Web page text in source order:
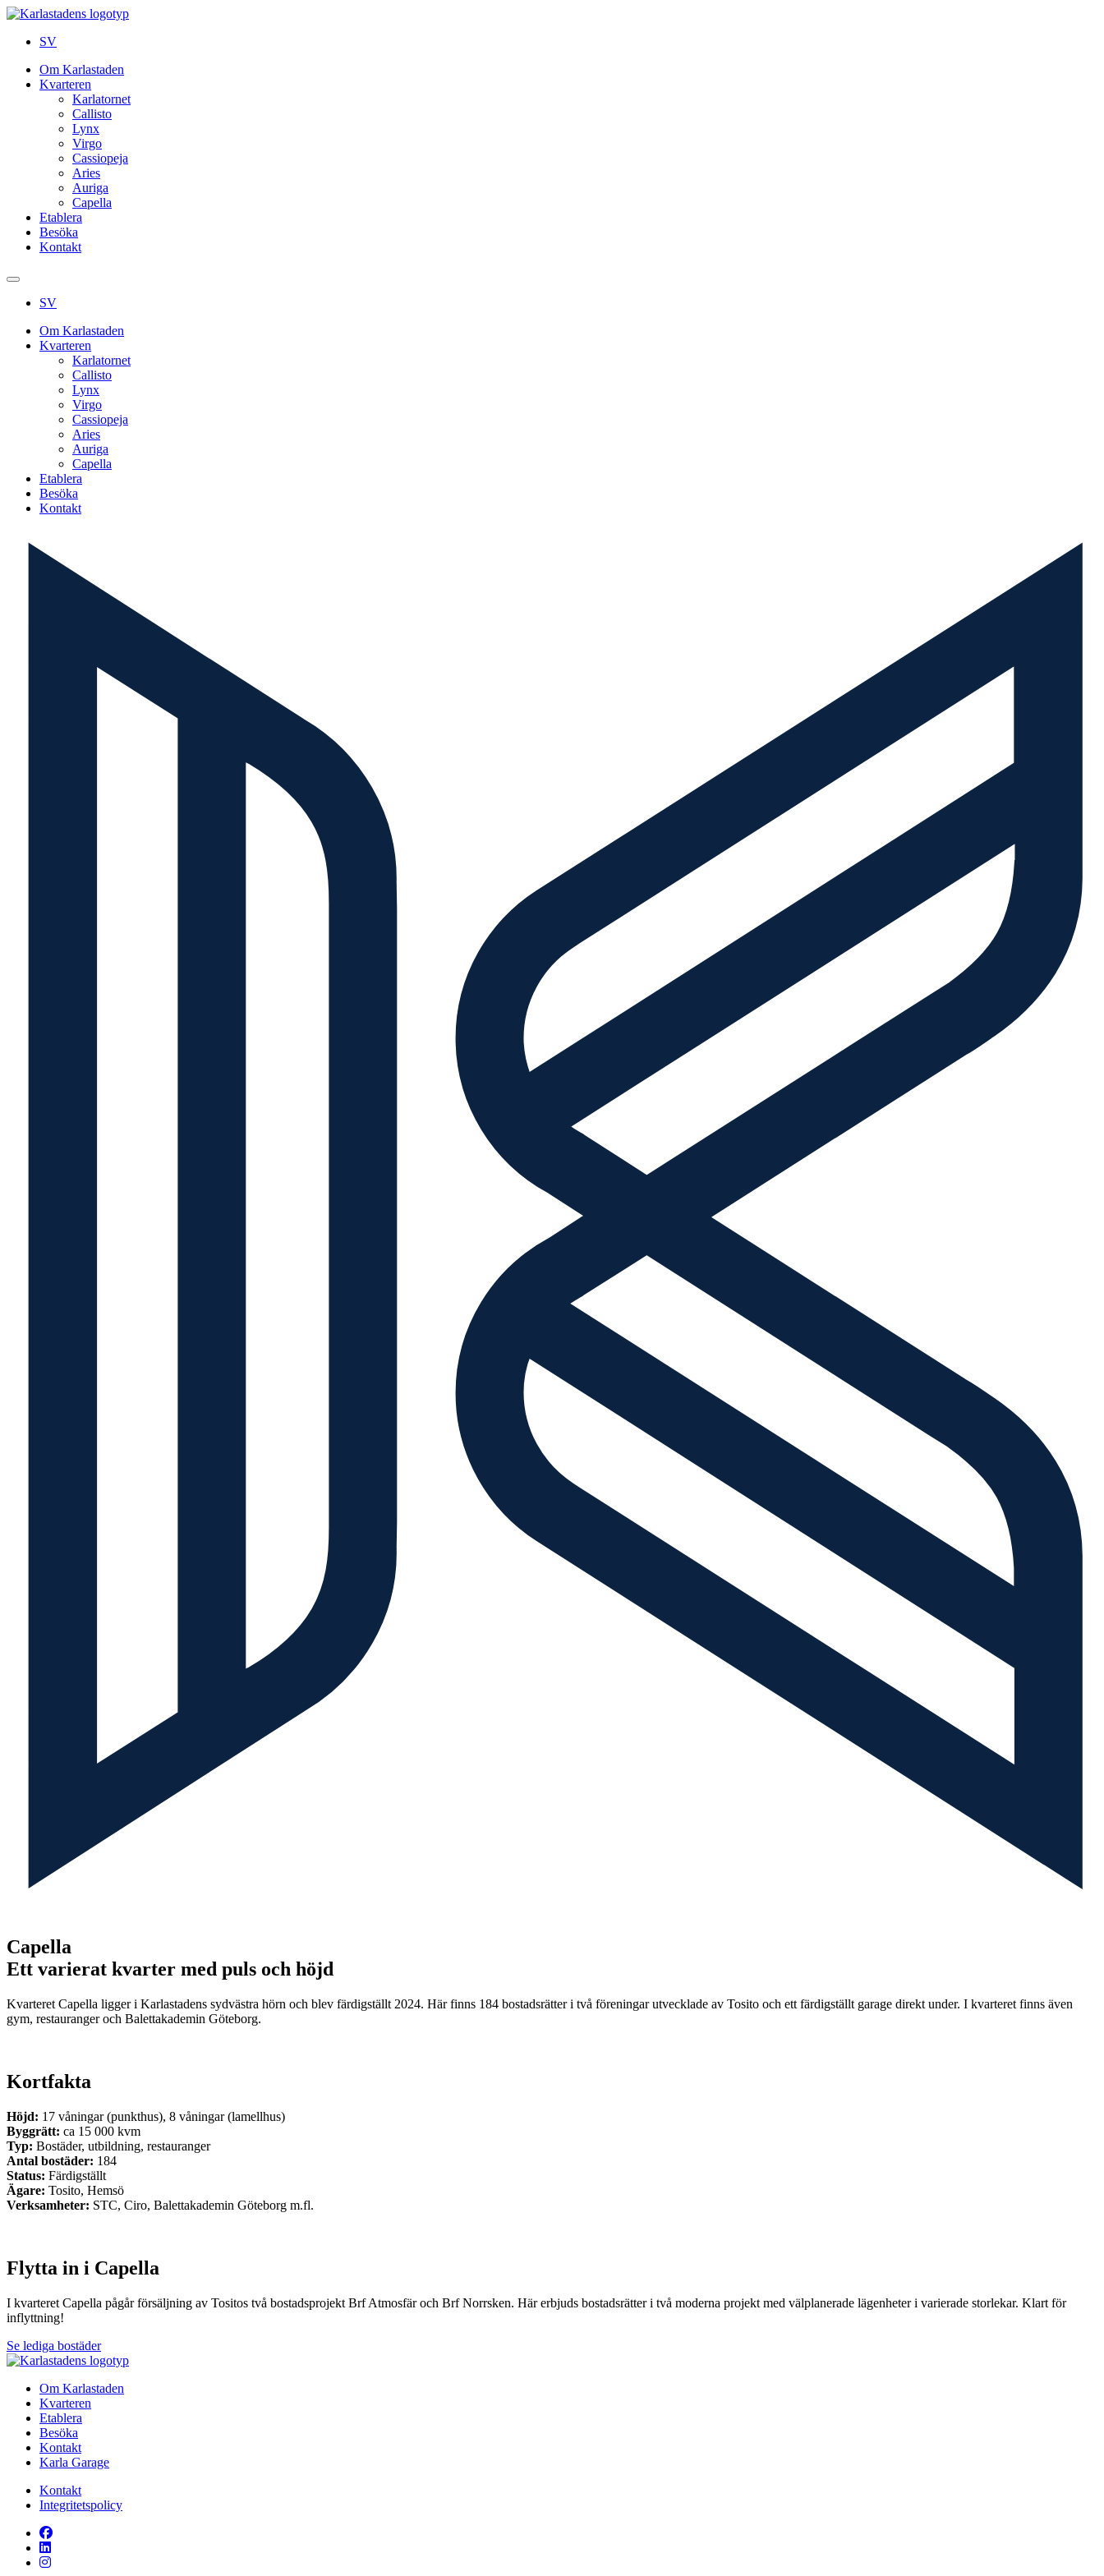
SV
Om Karlastaden
Kvarteren
Karlatornet
Callisto
Lynx
Virgo
Cassiopeja
Aries
Auriga
Capella
Etablera
Besöka
Kontakt
SV
Om Karlastaden
Kvarteren
Karlatornet
Callisto
Lynx
Virgo
Cassiopeja
Aries
Auriga
Capella
Etablera
Besöka
Kontakt
Capella
Ett varierat kvarter med puls och höjd
Kvarteret Capella ligger i Karlastadens sydvästra hörn och blev färdigställt 2024. Här finns 184 bostadsrätter i två föreningar utvecklade av Tosito och ett färdigställt garage direkt under. I kvarteret finns även
gym, restauranger och Balettakademin Göteborg.
Kortfakta
Höjd: 17 våningar (punkthus), 8 våningar (lamellhus)
Byggrätt: ca 15 000 kvm
Typ: Bostäder, utbildning, restauranger
Antal bostäder: 184
Status: Färdigställt
Ägare: Tosito, Hemsö
Verksamheter: STC, Ciro, Balettakademin Göteborg m.fl.
Flytta in i Capella
I kvarteret Capella pågår försäljning av Tositos två bostadsprojekt Brf Atmosfär och Brf Norrsken. Här erbjuds bostadsrätter i två moderna projekt med välplanerade lägenheter i varierade storlekar. Klart för
inflyttning!
Se lediga bostäder
Om Karlastaden
Kvarteren
Etablera
Besöka
Kontakt
Karla Garage
Kontakt
Integritetspolicy